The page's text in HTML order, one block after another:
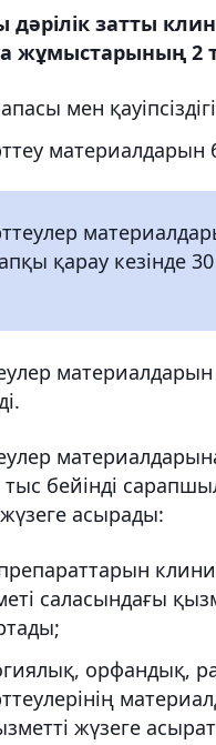
затты
жұмыстарының 2
мен
материалдарын
қарау кезінде
тыс бейінді
асырады:
саласындағы
орфандық,
жүзеге